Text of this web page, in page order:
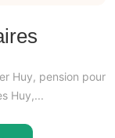
Huy, pension pour
Huy,...